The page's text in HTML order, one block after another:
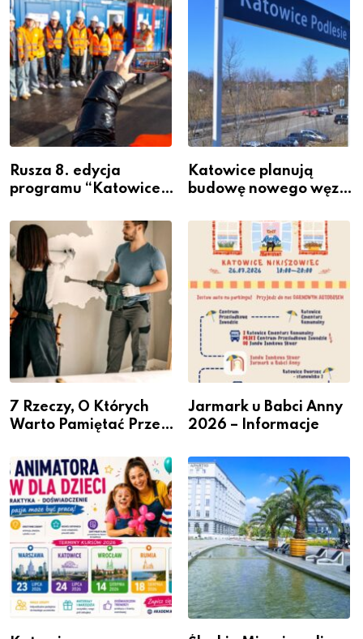
Rusza 8. edycja
programu “Katowice
– nabór dla
przedsiębiorców
Katowice planują
budowę nowego węzła
Podlesiu
7 Rzeczy, O Których
Warto Pamiętać Przed
Jarmark u Babci Anny
2026 – Informacje